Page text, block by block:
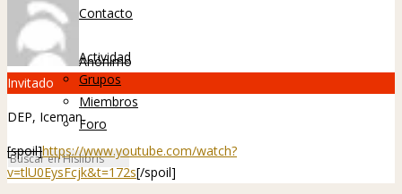
Contacto
Hislibreños
Actividad
Grupos
Miembros
Foro
Anónimo
Invitado
DEP, Iceman.
[spoil]https://www.youtube.com/watch?
v=tlU0EysFcjk&t=172s[/spoil]